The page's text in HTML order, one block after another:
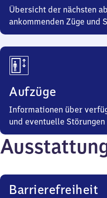
Übersicht der nächsten
ankommenden Züge und
Aufzüge
Informationen über
und eventuelle Störungen
Barrierefreiheit